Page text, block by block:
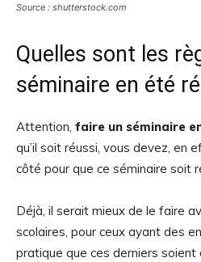
Source : shutterstock.com
Quelles sont les
séminaire en été
Attention, faire un séminaire
qu’il soit réussi, vous devez,
côté pour que ce séminaire soit
Déjà, il serait mieux de le faire
scolaires, pour ceux ayant des
pratique que ces derniers soient